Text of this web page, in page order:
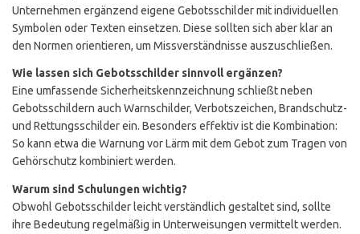
Unternehmen ergänzend eigene Gebotsschilder mit individuellen
Symbolen oder Texten einsetzen. Diese sollten sich aber klar an
den Normen orientieren, um Missverständnisse auszuschließen.
Wie lassen sich Gebotsschilder sinnvoll ergänzen?
Eine umfassende Sicherheitskennzeichnung schließt neben
Gebotsschildern auch Warnschilder, Verbotszeichen, Brandschutz-
und Rettungsschilder ein. Besonders effektiv ist die Kombination:
So kann etwa die Warnung vor Lärm mit dem Gebot zum Tragen von
Gehörschutz kombiniert werden.
Warum sind Schulungen wichtig?
Obwohl Gebotsschilder leicht verständlich gestaltet sind, sollte
ihre Bedeutung regelmäßig in Unterweisungen vermittelt werden.